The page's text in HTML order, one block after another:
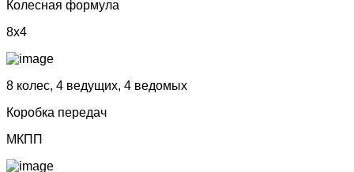
Колесная формула
8x4
8 колес, 4 ведущих, 4 ведомых
Коробка передач
МКПП